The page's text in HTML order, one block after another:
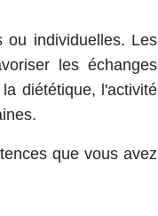
ou individuelles. Les
les échanges
diététique, l'activité
que vous avez